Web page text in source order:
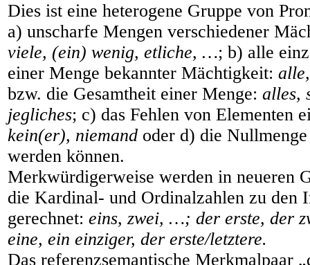
Dies ist eine heterogene Gruppe von
a) unscharfe Mengen verschiedener
viele, (ein) wenig, etliche, …; b) alle
einer Menge bekannter Mächtigkeit:
bzw. die Gesamtheit einer Menge: alles,
jegliches; c) das Fehlen von Elementen
kein(er), niemand oder d) die
werden können.
Merkwürdigerweise werden in neueren
die Kardinal- und Ordinalzahlen zu den
gerechnet: eins, zwei, …; der erste, der
eine, ein einziger, der erste/letztere.
Das referenzsemantische Merkmalpaar